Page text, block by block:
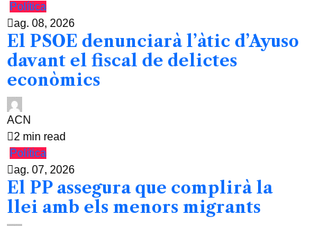
Política
ag. 08, 2026
El PSOE denunciarà l’àtic d’Ayuso
davant el fiscal de delictes
econòmics
ACN
2 min read
Política
ag. 07, 2026
El PP assegura que complirà la
llei amb els menors migrants